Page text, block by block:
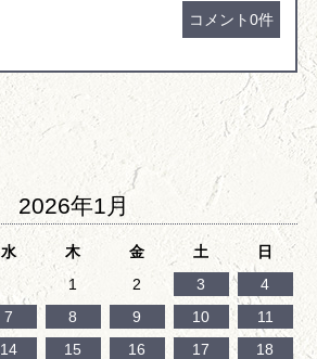
コメント0件
2026年1月
水 木 金 土 日
1 2 3
4
7 8 9 10
11
14 15 16 17
18